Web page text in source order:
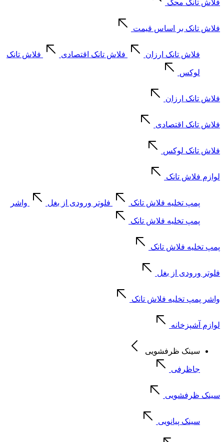
فلاش تانک محک
فلاش تانک بر اساس قیمت
فلاش تانک ارزان فلاش تانک اقتصادی فلاش تانک
لوکس
فلاش تانک ارزان
فلاش تانک اقتصادی
فلاش تانک لوکس
لوازم فلاش تانک
پمپ تخلیه فلاش تانک فلوتر ورودی از بغل واشر
پمپ تخلیه فلاش تانک
پمپ تخلیه فلاش تانک
فلوتر ورودی از بغل
واشر پمپ تخلیه فلاش تانک
لوازم آشپزخانه
سینک ظرفشویی
جاظرفی
سینک ظرفشویی
سینک پیانویی